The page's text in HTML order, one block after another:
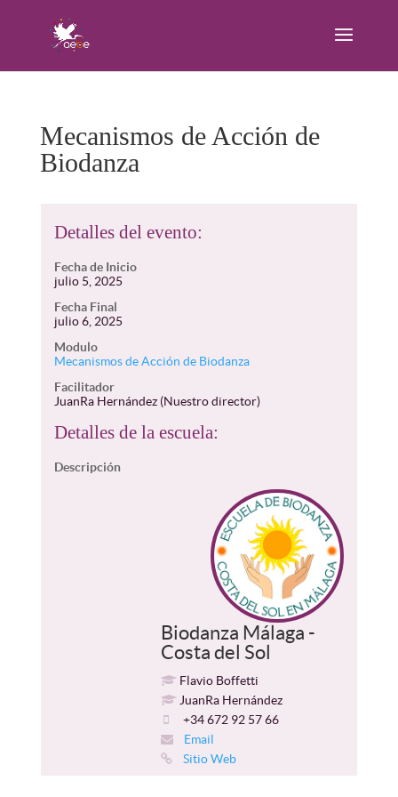
Mecanismos de Acción de
Biodanza
Detalles del evento:
Fecha de Inicio
julio 5, 2025
Fecha Final
julio 6, 2025
Modulo
Mecanismos de Acción de Biodanza
Facilitador
JuanRa Hernández (Nuestro director)
Detalles de la escuela:
Descripción
Biodanza Málaga -
Costa del Sol
Flavio Boffetti
JuanRa Hernández
+34 672 92 57 66
Email
Sitio Web